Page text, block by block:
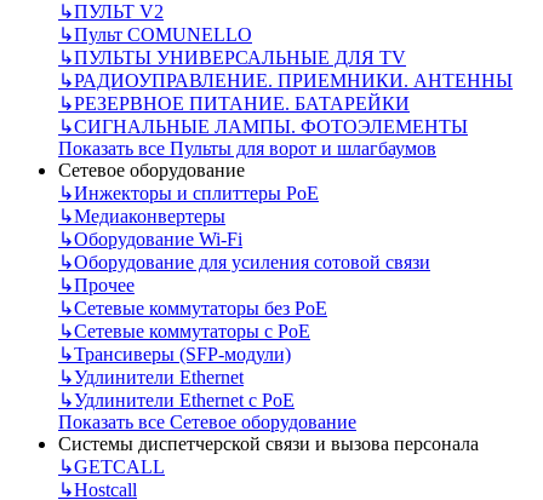
↳ПУЛЬТ V2
↳Пульт СOMUNELLO
↳ПУЛЬТЫ УНИВЕРСАЛЬНЫЕ ДЛЯ TV
↳РАДИОУПРАВЛЕНИЕ. ПРИЕМНИКИ. АНТЕННЫ
↳РЕЗЕРВНОЕ ПИТАНИЕ. БАТАРЕЙКИ
↳СИГНАЛЬНЫЕ ЛАМПЫ. ФОТОЭЛЕМЕНТЫ
Показать все Пульты для ворот и шлагбаумов
Сетевое оборудование
↳Инжекторы и сплиттеры РоЕ
↳Медиаконвертеры
↳Оборудование Wi-Fi
↳Оборудование для усиления сотовой связи
↳Прочее
↳Сетевые коммутаторы без РоЕ
↳Сетевые коммутаторы с РоЕ
↳Трансиверы (SFP-модули)
↳Удлинители Ethernet
↳Удлинители Ethernet с PoE
Показать все Сетевое оборудование
Системы диспетчерской связи и вызова персонала
↳GETCALL
↳Hostcall